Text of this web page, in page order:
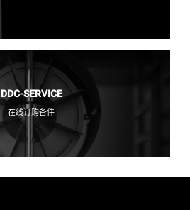
DDC-SERVICE
在线订购备件